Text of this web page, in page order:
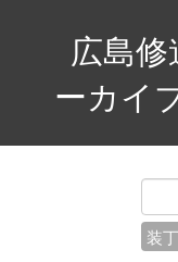
広島
ーカイ
装丁